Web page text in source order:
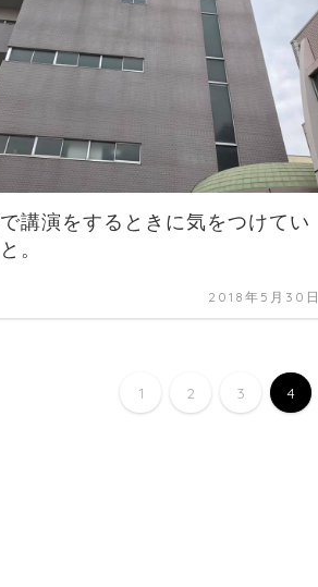
講演をするときに気をつけてい
。
2018年5月30日
1 2 3 4